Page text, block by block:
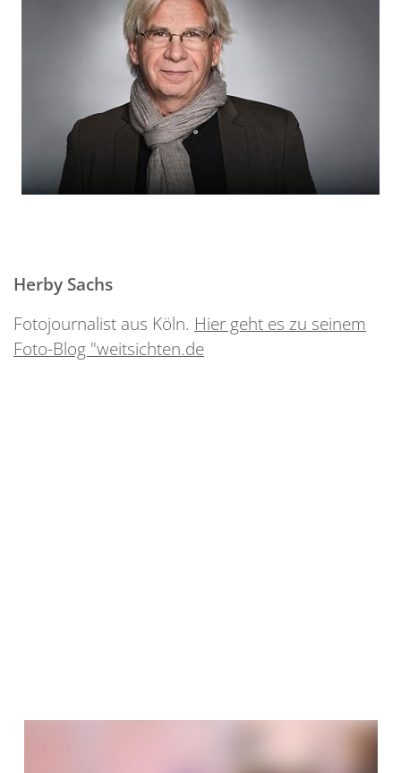
Herby Sachs
Fotojournalist aus Köln. Hier geht es zu seinem
Foto-Blog "weitsichten.de